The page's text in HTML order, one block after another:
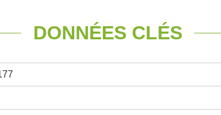
DONNÉES CLÉS